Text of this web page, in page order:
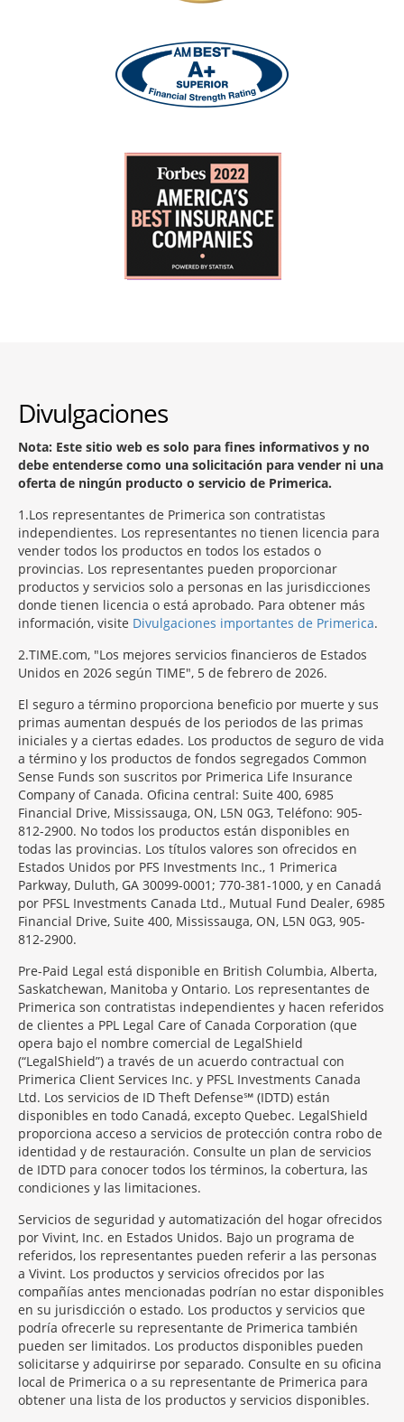
Divulgaciones
Nota: Este sitio web es solo para fines informativos y no
debe entenderse como una solicitación para vender ni una
oferta de ningún producto o servicio de Primerica.
1 Los representantes de Primerica son contratistas
independientes. Los representantes no tienen licencia para
vender todos los productos en todos los estados o
provincias. Los representantes pueden proporcionar
productos y servicios solo a personas en las jurisdicciones
donde tienen licencia o está aprobado. Para obtener más
información, visite Divulgaciones importantes de Primerica.
2 TIME.com, "Los mejores servicios financieros de Estados
Unidos en 2026 según TIME", 5 de febrero de 2026.
El seguro a término proporciona beneficio por muerte y sus
primas aumentan después de los periodos de las primas
iniciales y a ciertas edades. Los productos de seguro de vida
a término y los productos de fondos segregados Common
Sense Funds son suscritos por Primerica Life Insurance
Company of Canada. Oficina central: Suite 400, 6985
Financial Drive, Mississauga, ON, L5N 0G3, Teléfono: 905-
812-2900. No todos los productos están disponibles en
todas las provincias. Los títulos valores son ofrecidos en
Estados Unidos por PFS Investments Inc., 1 Primerica
Parkway, Duluth, GA 30099-0001; 770-381-1000, y en Canadá
por PFSL Investments Canada Ltd., Mutual Fund Dealer, 6985
Financial Drive, Suite 400, Mississauga, ON, L5N 0G3, 905-
812-2900.
Pre-Paid Legal está disponible en British Columbia, Alberta,
Saskatchewan, Manitoba y Ontario. Los representantes de
Primerica son contratistas independientes y hacen referidos
de clientes a PPL Legal Care of Canada Corporation (que
opera bajo el nombre comercial de LegalShield
(“LegalShield”) a través de un acuerdo contractual con
Primerica Client Services Inc. y PFSL Investments Canada
Ltd. Los servicios de ID Theft Defense℠ (IDTD) están
disponibles en todo Canadá, excepto Quebec. LegalShield
proporciona acceso a servicios de protección contra robo de
identidad y de restauración. Consulte un plan de servicios
de IDTD para conocer todos los términos, la cobertura, las
condiciones y las limitaciones.
Servicios de seguridad y automatización del hogar ofrecidos
por Vivint, Inc. en Estados Unidos. Bajo un programa de
referidos, los representantes pueden referir a las personas
a Vivint. Los productos y servicios ofrecidos por las
compañías antes mencionadas podrían no estar disponibles
en su jurisdicción o estado. Los productos y servicios que
podría ofrecerle su representante de Primerica también
pueden ser limitados. Los productos disponibles pueden
solicitarse y adquirirse por separado. Consulte en su oficina
local de Primerica o a su representante de Primerica para
obtener una lista de los productos y servicios disponibles.